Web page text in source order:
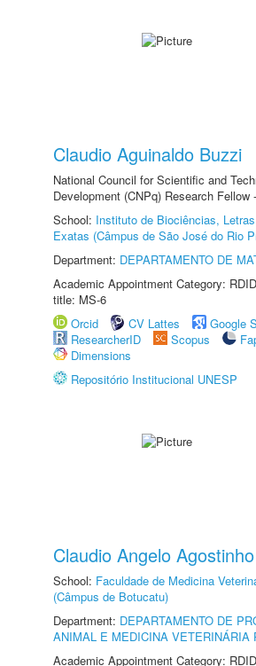
Claudio Aguinaldo Buzzi
National Council for Scientific and
Development (CNPq) Research Fellow
School: Instituto de Biociências,
Exatas (Câmpus de São José do Rio
Department: DEPARTAMENTO DE
Academic Appointment Category:
title: MS-6
Orcid
CV Lattes
Google
ResearcherID
Scopus
Dimensions
Repositório Institucional UNESP
Claudio Angelo Agostinho
School: Faculdade de Medicina
(Câmpus de Botucatu)
Department: DEPARTAMENTO DE
ANIMAL E MEDICINA VETERINÁRIA
Academic Appointment Category: